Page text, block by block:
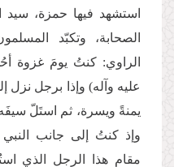
استشهد فيها حمزة، سيد
الصحابة، وتكبّد
الراوي: كنتُ يومَ غزوة
عليه وآله) وإذا برجل نزل
يمنةً ويسرة، ثم استَلّ
وإذ كنتُ إلى جانب
مقام هذا الرجل الذي